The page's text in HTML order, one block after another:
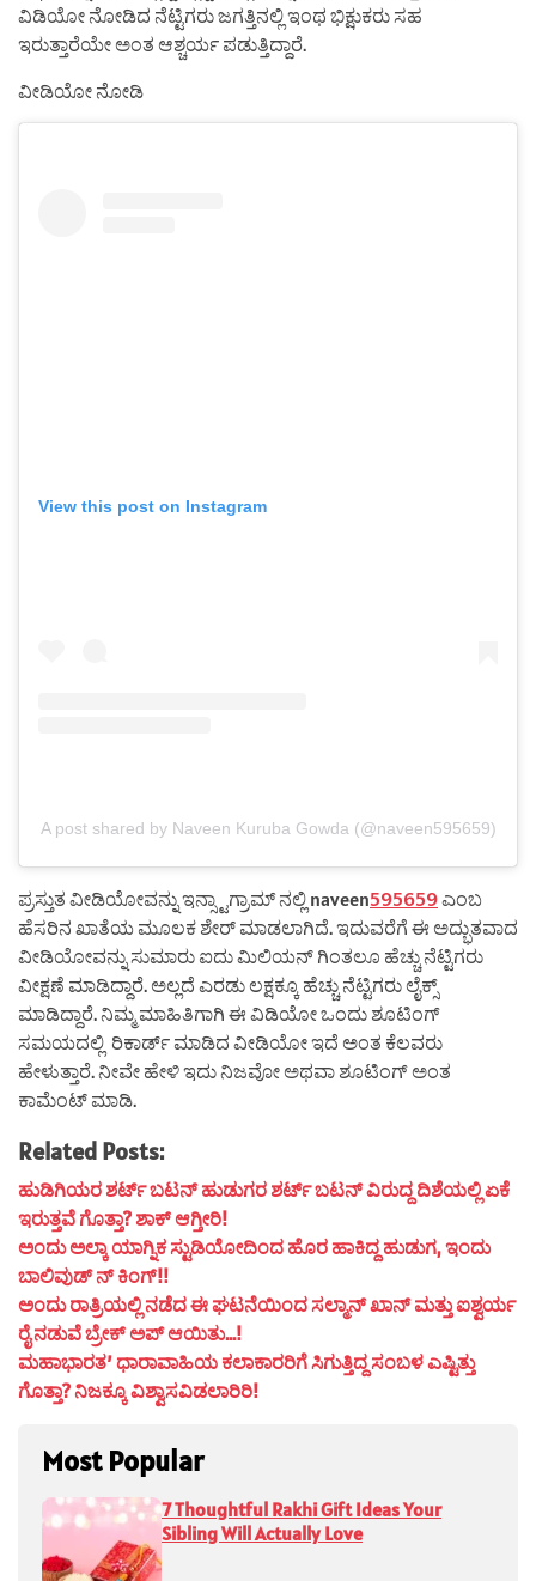
ವಿಡಿಯೋ ನೋಡಿದ ನೆಟ್ಟಿಗರು ಜಗತ್ತಿನಲ್ಲಿ ಇಂಥ ಭಿಕ್ಷುಕರು ಸಹ
ಇರುತ್ತಾರೆಯೇ ಅಂತ ಆಶ್ಚರ್ಯ ಪಡುತ್ತಿದ್ದಾರೆ.
ವೀಡಿಯೋ ನೋಡಿ
View this post on Instagram
A post shared by Naveen Kuruba Gowda (@naveen595659)
ಪ್ರಸ್ತುತ ವೀಡಿಯೋವನ್ನು ಇನ್ಸ್ಟಾಗ್ರಾಮ್ ನಲ್ಲಿ naveen595659ಎಂಬ
ಹೆಸರಿನ ಖಾತೆಯ ಮೂಲಕ ಶೇರ್ ಮಾಡಲಾಗಿದೆ. ಇದುವರೆಗೆ ಈ ಅದ್ಭುತವಾದ
ವೀಡಿಯೋವನ್ನು ಸುಮಾರು ಐದು ಮಿಲಿಯನ್ ಗಿಂತಲೂ ಹೆಚ್ಚು ನೆಟ್ಟಿಗರು
ವೀಕ್ಷಣೆ ಮಾಡಿದ್ದಾರೆ. ಅಲ್ಲದೆ ಎರಡು ಲಕ್ಷಕ್ಕೂ ಹೆಚ್ಚು ನೆಟ್ಟಿಗರು ಲೈಕ್ಸ್
ಮಾಡಿದ್ದಾರೆ. ನಿಮ್ಮ ಮಾಹಿತಿಗಾಗಿ ಈ ವಿಡಿಯೋ ಒಂದು ಶೂಟಿಂಗ್
ಸಮಯದಲ್ಲಿ ರಿಕಾರ್ಡ್ ಮಾಡಿದ ವೀಡಿಯೋ ಇದೆ ಅಂತ ಕೆಲವರು
ಹೇಳುತ್ತಾರೆ. ನೀವೇ ಹೇಳಿ ಇದು ನಿಜವೋ ಅಥವಾ ಶೂಟಿಂಗ್ ಅಂತ
ಕಾಮೆಂಟ್ ಮಾಡಿ.
Related Posts:
ಹುಡಿಗಿಯರ ಶರ್ಟ್ ಬಟನ್ ಹುಡುಗರ ಶರ್ಟ್ ಬಟನ್ ವಿರುದ್ದ ದಿಶೆಯಲ್ಲಿ ಏಕೆ
ಇರುತ್ತವೆ ಗೊತ್ತಾ? ಶಾಕ್ ಆಗ್ತೀರಿ!
ಅಂದು ಅಲ್ಕಾ ಯಾಗ್ನಿಕ ಸ್ಟುಡಿಯೋದಿಂದ ಹೊರ ಹಾಕಿದ್ದ ಹುಡುಗ, ಇಂದು
ಬಾಲಿವುಡ್ ನ್ ಕಿಂಗ್!!
ಅಂದು ರಾತ್ರಿಯಲ್ಲಿ ನಡೆದ ಈ ಘಟನೆಯಿಂದ ಸಲ್ಮಾನ್ ಖಾನ್ ಮತ್ತು ಐಶ್ವರ್ಯ
ರೈ ನಡುವೆ ಬ್ರೇಕ್ ಅಪ್ ಆಯಿತು…!
ಮಹಾಭಾರತ’ ಧಾರಾವಾಹಿಯ ಕಲಾಕಾರರಿಗೆ ಸಿಗುತ್ತಿದ್ದ ಸಂಬಳ ಎಷ್ಟಿತ್ತು
ಗೊತ್ತಾ? ನಿಜಕ್ಕೂ ವಿಶ್ವಾಸವಿಡಲಾರಿರಿ!
Most Popular
7 Thoughtful Rakhi Gift Ideas Your
Sibling Will Actually Love